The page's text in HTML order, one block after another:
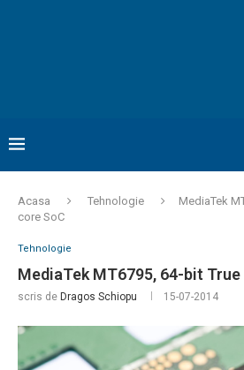
Acasa Tehnologie
MediaTek
core SoC
Tehnologie
MediaTek MT6795, 64-bit
scris de Dragos Schiopu 15-07-2014